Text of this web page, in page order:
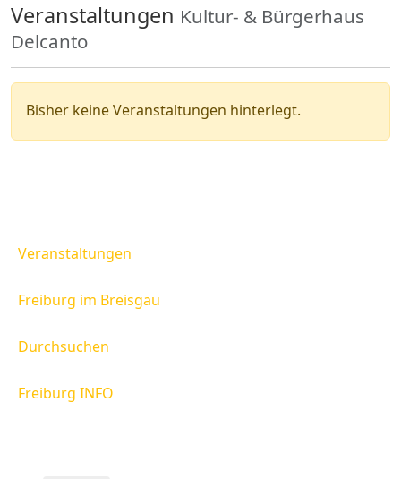
Veranstaltungen Kultur- & Bürgerhaus
Delcanto
Bisher keine Veranstaltungen hinterlegt.
Veranstaltungen
Freiburg im Breisgau
Durchsuchen
Freiburg INFO